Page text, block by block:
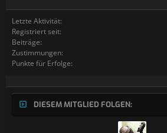
Letzte Aktivität:
Registriert seit:
Beiträge:
Zustimmungen:
Punkte für Erfolge:
DIESEM MITGLIED FOLGEN: